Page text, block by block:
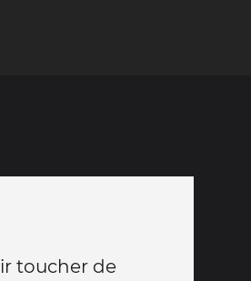
toucher de